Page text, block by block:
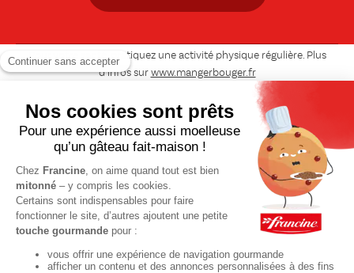
Pour votre santé, pratiquez une activité physique régulière. Plus
d’infos sur www.mangerbouger.fr